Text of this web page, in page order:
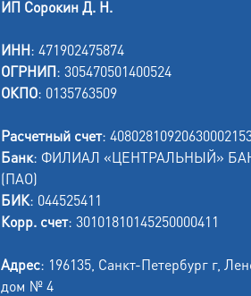
ИП Сорокин Д. Н.
ИНН: 471902475874
ОГРНИП: 305470501400524
ОКПО: 0135763509
Расчетный счет:
Банк: ФИЛИАЛ «ЦЕНТРАЛЬНЫЙ»
(ПАО)
БИК: 044525411
Корр. счет: 30101810145250000411
Адрес: 196135, Санкт-Петербург г,
дом № 4